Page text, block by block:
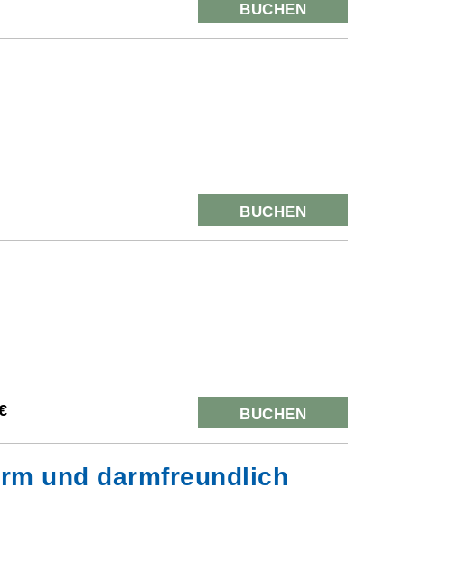
BUCHEN
BUCHEN
BUCHEN
und darmfreundlich